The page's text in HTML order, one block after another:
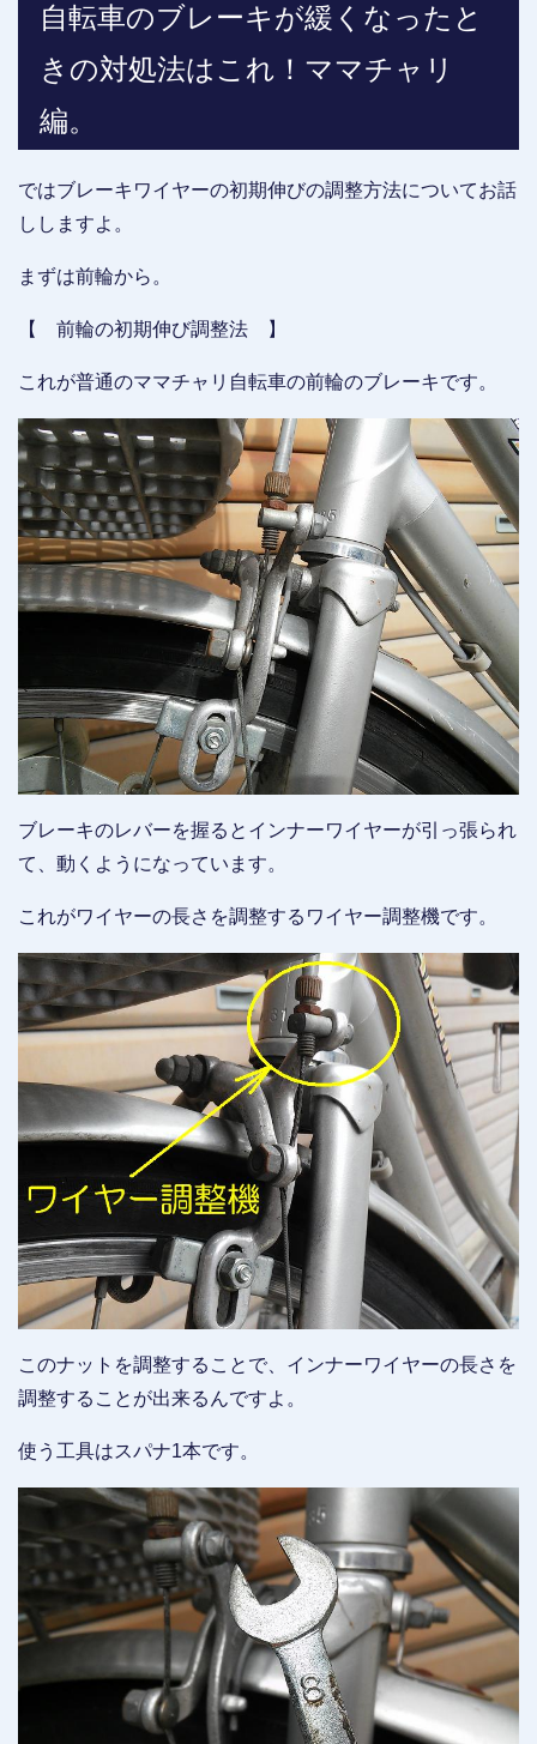
自転車のブレーキが緩くなったと
きの対処法はこれ！ママチャリ
編。
ではブレーキワイヤーの初期伸びの調整方法についてお話
ししますよ。
まずは前輪から。
【 前輪の初期伸び調整法 】
これが普通のママチャリ自転車の前輪のブレーキです。
ブレーキのレバーを握るとインナーワイヤーが引っ張られ
て、動くようになっています。
これがワイヤーの長さを調整するワイヤー調整機です。
このナットを調整することで、インナーワイヤーの長さを
調整することが出来るんですよ。
使う工具はスパナ1本です。